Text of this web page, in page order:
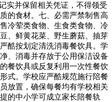
实并保留相关凭证，不得领受
的食材。七、必需严禁制售高
冷荤类食物、生食类食物、冷
、鲜黄花菜、野生蘑菇、抽芽
酷按划定清洗消毒餐饮具。学
、消毒并存放于公用保洁设备
餐饮具或反复利用一次性餐饮
式。学校应严酷规范施行陪餐
放置，确保每餐均有学校相关
的中小学可成立家长陪餐轨